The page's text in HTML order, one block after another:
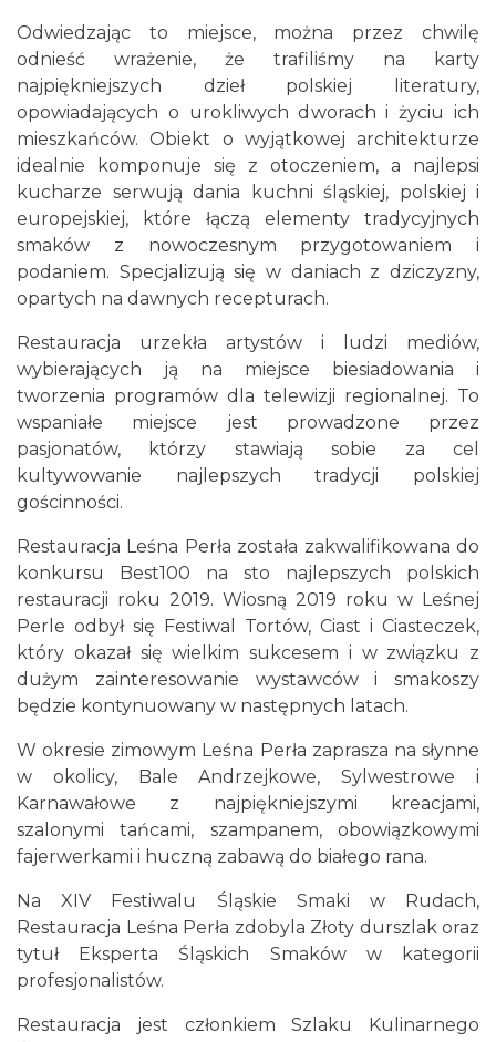
Odwiedzając to miejsce, można przez chwilę
odnieść wrażenie, że trafiliśmy na karty
najpiękniejszych dzieł polskiej literatury,
opowiadających o urokliwych dworach i życiu ich
mieszkańców. Obiekt o wyjątkowej architekturze
idealnie komponuje się z otoczeniem, a najlepsi
kucharze serwują dania kuchni śląskiej, polskiej i
europejskiej, które łączą elementy tradycyjnych
smaków z nowoczesnym przygotowaniem i
podaniem. Specjalizują się w daniach z dziczyzny,
opartych na dawnych recepturach.
Restauracja urzekła artystów i ludzi mediów,
wybierających ją na miejsce biesiadowania i
tworzenia programów dla telewizji regionalnej. To
wspaniałe miejsce jest prowadzone przez
pasjonatów, którzy stawiają sobie za cel
kultywowanie najlepszych tradycji polskiej
gościnności.
Restauracja Leśna Perła została zakwalifikowana do
konkursu Best100 na sto najlepszych polskich
restauracji roku 2019. Wiosną 2019 roku w Leśnej
Perle odbył się Festiwal Tortów, Ciast i Ciasteczek,
który okazał się wielkim sukcesem i w związku z
dużym zainteresowanie wystawców i smakoszy
będzie kontynuowany w następnych latach.
W okresie zimowym Leśna Perła zaprasza na słynne
w okolicy, Bale Andrzejkowe, Sylwestrowe i
Karnawałowe z najpiękniejszymi kreacjami,
szalonymi tańcami, szampanem, obowiązkowymi
fajerwerkami i huczną zabawą do białego rana.
Na XIV Festiwalu Śląskie Smaki w Rudach,
Restauracja Leśna Perła zdobyla Złoty durszlak oraz
tytuł Eksperta Śląskich Smaków w kategorii
profesjonalistów.
Restauracja jest członkiem Szlaku Kulinarnego